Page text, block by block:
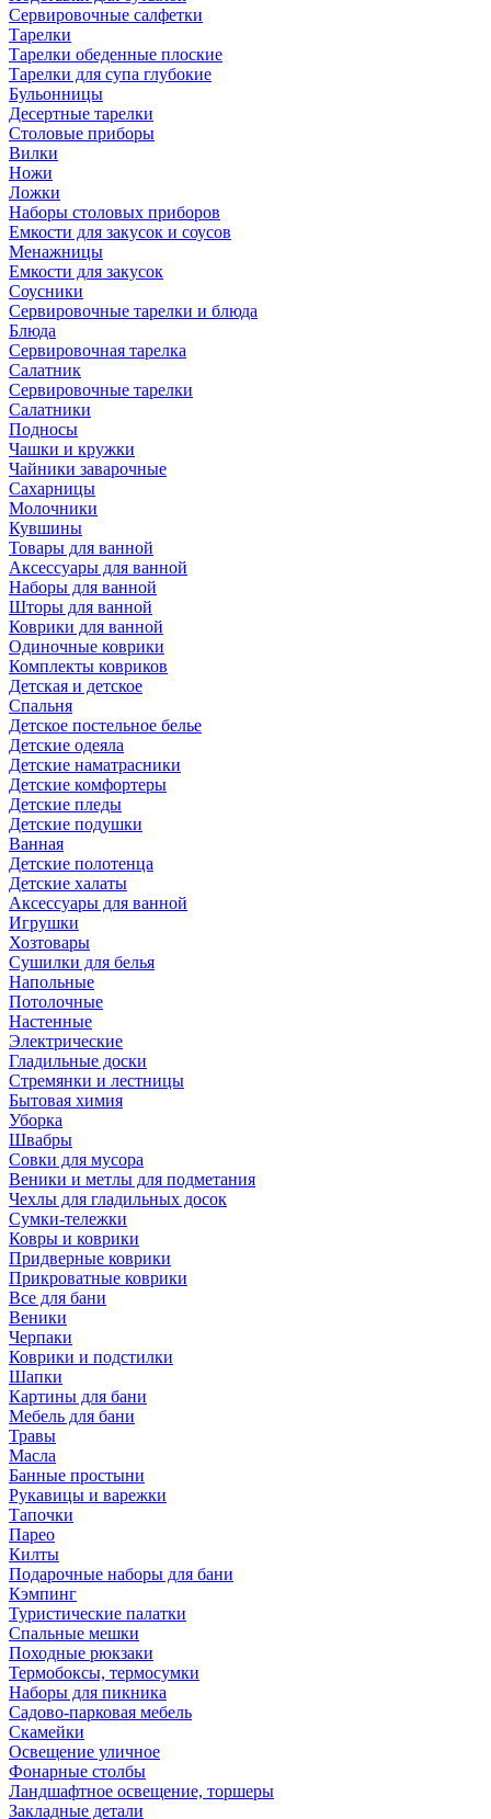
Сервировочные салфетки
Тарелки
Тарелки обеденные плоские
Тарелки для супа глубокие
Бульонницы
Десертные тарелки
Столовые приборы
Вилки
Ножи
Ложки
Наборы столовых приборов
Емкости для закусок и соусов
Менажницы
Емкости для закусок
Соусники
Сервировочные тарелки и блюда
Блюда
Сервировочная тарелка
Салатник
Сервировочные тарелки
Салатники
Подносы
Чашки и кружки
Чайники заварочные
Сахарницы
Молочники
Кувшины
Товары для ванной
Аксессуары для ванной
Наборы для ванной
Шторы для ванной
Коврики для ванной
Одиночные коврики
Комплекты ковриков
Детская и детское
Спальня
Детское постельное белье
Детские одеяла
Детские наматрасники
Детские комфортеры
Детские пледы
Детские подушки
Ванная
Детские полотенца
Детские халаты
Аксессуары для ванной
Игрушки
Хозтовары
Сушилки для белья
Напольные
Потолочные
Настенные
Электрические
Гладильные доски
Стремянки и лестницы
Бытовая химия
Уборка
Швабры
Совки для мусора
Веники и метлы для подметания
Чехлы для гладильных досок
Сумки-тележки
Ковры и коврики
Придверные коврики
Прикроватные коврики
Все для бани
Веники
Черпаки
Коврики и подстилки
Шапки
Картины для бани
Мебель для бани
Травы
Масла
Банные простыни
Рукавицы и варежки
Тапочки
Парео
Килты
Подарочные наборы для бани
Кэмпинг
Туристические палатки
Спальные мешки
Походные рюкзаки
Термобоксы, термосумки
Наборы для пикника
Садово-парковая мебель
Скамейки
Освещение уличное
Фонарные столбы
Ландшафтное освещение, торшеры
Закладные детали